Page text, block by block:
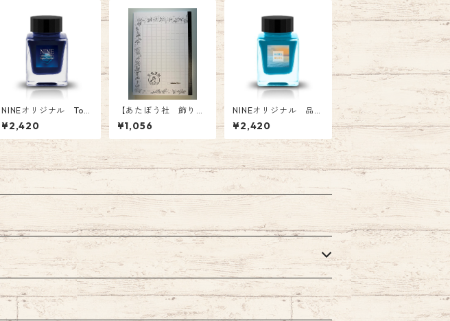
NINEオリジナル Ton
o&Lims コラボインク
「Space Truckin’ 〜Ul
tramarine 〜」 品番:
NI-003 オリジナル F
ountain Pen Ink
¥2,420
【あたぼう社 飾り原
稿用紙ノート】 ¥1,05
6.-(税込)
¥1,056
NINEオリジナル 品
番:NI-018 Tono&Lims
コラボインク「 あの夏
も 海も 空も」 オリジ
¥2,420